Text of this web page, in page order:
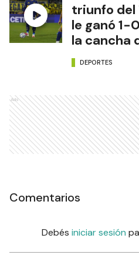
triunfo del
le ganó 1-
la cancha
DEPORTES
Ads
Comentarios
Debés iniciar sesión